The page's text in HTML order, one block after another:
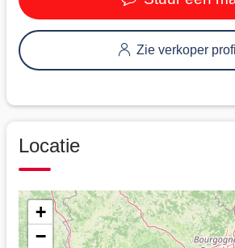
Zie verkoper
Locatie
+
−